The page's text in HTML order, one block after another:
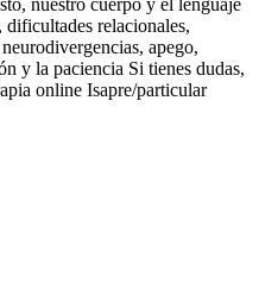
dificultades relacionales,
apego,
y la paciencia Si tienes dudas,
online Isapre/particular